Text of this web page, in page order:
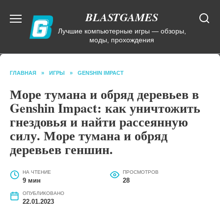
содержанию
BLASTGAMES
Лучшие компьютерные игры — обзоры,
моды, прохождения
ГЛАВНАЯ » ИГРЫ » GENSHIN IMPACT
Море тумана и обряд деревьев в
Genshin Impact: как уничтожить
гнездовья и найти рассеянную
силу. Море тумана и обряд
деревьев геншин.
НА ЧТЕНИЕ
9 мин
ПРОСМОТРОВ
28
ОПУБЛИКОВАНО
22.01.2023